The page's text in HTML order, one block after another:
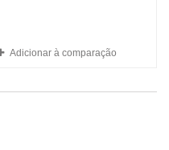
Adicionar à comparação